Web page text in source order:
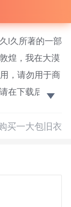
l久所著的一部
煌，我在大漠
，请勿用于商
在下载后的24
种田经商，复
，差点归
事还没发生，
火坑，谁爱跳
买一大包旧衣